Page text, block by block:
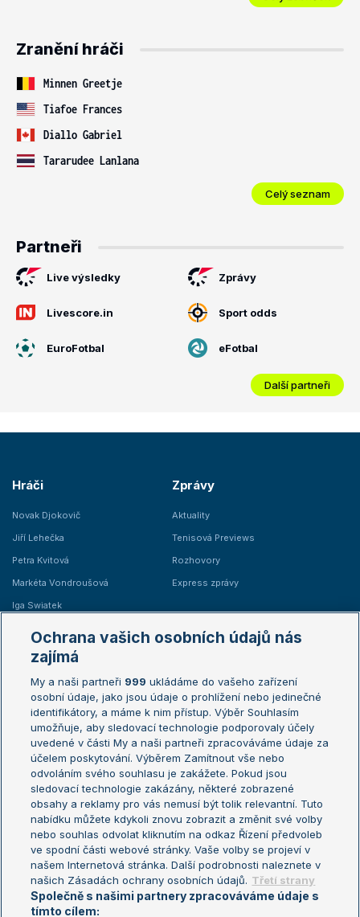
Zranění hráči
Minnen Greetje
Tiafoe Frances
Diallo Gabriel
Tararudee Lanlana
Celý seznam
Partneři
Live výsledky Zprávy
Livescore.in Sport odds
EuroFotbal eFotbal
Další partneři
Hráči
Novak Djokovič
Jiří Lehečka
Petra Kvitová
Markéta Vondroušová
Iga Swiatek
Zprávy
Aktuality
Tenisová Previews
Rozhovory
Express zprávy
Žebříčky
Žebříček ATP (muži)
Žebříček WTA (ženy)
Sázkařský žebříček
Australian Open
French Open
Wimbledon
US Open
Turnaj mistrů
Turnaj mistryň
Aktualní trendy
Fotbalové přestupy
Livesport Daily
LS Prague Open
Ochrana vašich osobních údajů nás
zajímá
My a naši partneři 999 ukládáme do vašeho zařízení
osobní údaje, jako jsou údaje o prohlížení nebo jedinečné
identifikátory, a máme k nim přístup. Výběr Souhlasím
umožňuje, aby sledovací technologie podporovaly účely
uvedené v části My a naši partneři zpracováváme údaje za
účelem poskytování. Výběrem Zamítnout vše nebo
odvoláním svého souhlasu je zakážete. Pokud jsou
sledovací technologie zakázány, některé zobrazené
obsahy a reklamy pro vás nemusí být tolik relevantní. Tuto
nabídku můžete kdykoli znovu zobrazit a změnit své volby
nebo souhlas odvolat kliknutím na odkaz Řízení předvoleb
ve spodní části webové stránky. Vaše volby se projeví v
našem Internetová stránka. Další podrobnosti naleznete v
našich Zásadách ochrany osobních údajů. Třetí strany
Společně s našimi partnery zpracováváme údaje s
tímto cílem: